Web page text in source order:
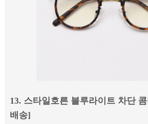
13. 스타일호른 블루라이트 차단
배송]